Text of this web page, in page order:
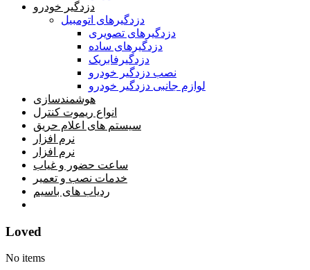
دزدگیر خودرو
دزدگیرهای اتومبیل
دزدگیرهای تصویری
دزدگیرهای ساده
دزدگیرفابریک
نصب دزدگیر خودرو
لوازم جانبی دزدگیر خودرو
هوشمندسازی
انواع ریموت کنترل
سیستم های اعلام حریق
نرم افزار
نرم افزار
ساعت حضور و غیاب
خدمات نصب و تعمیر
ردیاب های باسیم
Loved
No items